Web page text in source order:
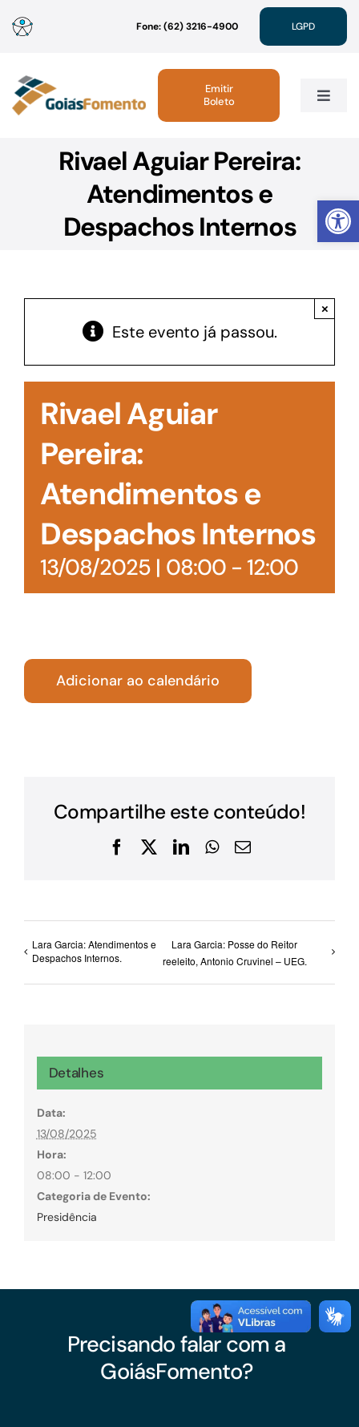
Abrir
para
conteúdo
Fone: (62) 3216-4900 LGPD
Toggle
Institucional
Linhas de Crédito
Acesso à Informação
Emitir
Boleto
Rivael Aguiar Pereira:
Atendimentos e
Despachos Internos
Este evento já passou.
×
Rivael Aguiar
Pereira:
Atendimentos e
Despachos Internos
13/08/2025 | 08:00- 12:00
Adicionar ao calendário
Compartilhe este conteúdo!
Facebook
X LinkedInWhatsApp
E-
Lara Garcia: Atendimentos e
Despachos Internos.
Lara Garcia: Posse do Reitor
reeleito, Antonio Cruvinel – UEG.
Detalhes
Data:
13/08/2025
Hora:
08:00 - 12:00
Categoria de Evento:
Presidência
Precisando falar com a
GoiásFomento?